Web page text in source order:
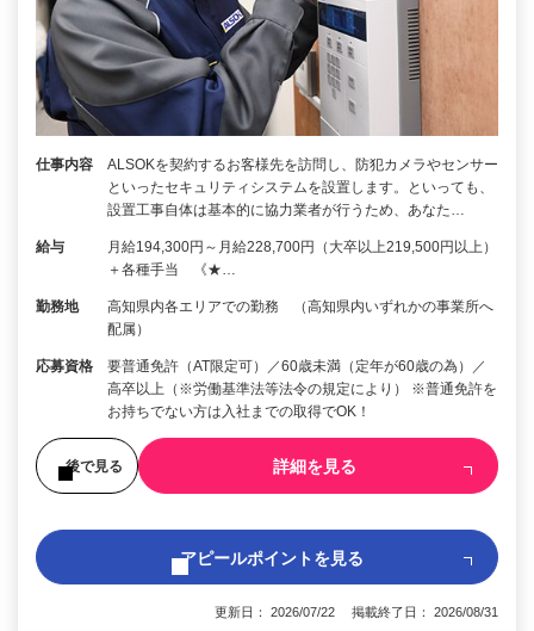
仕事内容
ALSOKを契約するお客様先を訪問し、防犯カメラやセンサー
といったセキュリティシステムを設置します。といっても、
設置工事自体は基本的に協力業者が行うため、あなた…
給与
月給194,300円～月給228,700円（大卒以上219,500円以上）
＋各種手当 《★…
勤務地
高知県内各エリアでの勤務 （高知県内いずれかの事業所へ
配属）
応募資格
要普通免許（AT限定可）／60歳未満（定年が60歳の為）／
高卒以上（※労働基準法等法令の規定により） ※普通免許を
お持ちでない方は入社までの取得でOK！
後で見る 詳細を見る
アピールポイントを見る
更新日： 2026/07/22 掲載終了日： 2026/08/31